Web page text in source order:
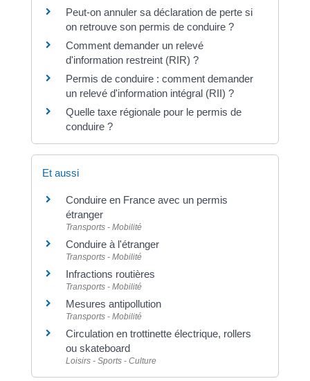
Peut-on annuler sa déclaration de perte si
on retrouve son permis de conduire ?
Comment demander un relevé
d'information restreint (RIR) ?
Permis de conduire : comment demander
un relevé d'information intégral (RII) ?
Quelle taxe régionale pour le permis de
conduire ?
Et aussi
Conduire en France avec un permis
étranger
Transports - Mobilité
Conduire à l'étranger
Transports - Mobilité
Infractions routières
Transports - Mobilité
Mesures antipollution
Transports - Mobilité
Circulation en trottinette électrique, rollers
ou skateboard
Loisirs - Sports - Culture